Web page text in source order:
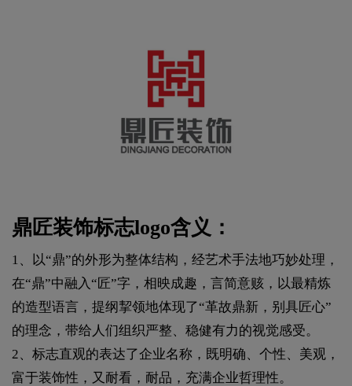
鼎匠装饰标志logo含义：
1、以“鼎”的外形为整体结构，经艺术手法地巧妙处理，
在“鼎”中融入“匠”字，相映成趣，言简意赅，以最精炼
的造型语言，提纲挈领地体现了“革故鼎新，别具匠心”
的理念，带给人们组织严整、稳健有力的视觉感受。
2、标志直观的表达了企业名称，既明确、个性、美观，
富于装饰性，又耐看，耐品，充满企业哲理性。